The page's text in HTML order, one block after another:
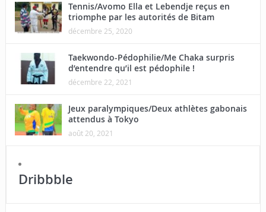
Tennis/Avomo Ella et Lebendje reçus en
triomphe par les autorités de Bitam
décembre 25, 2020
Taekwondo-Pédophilie/Me Chaka surpris
d’entendre qu’il est pédophile !
décembre 22, 2021
Jeux paralympiques/Deux athlètes gabonais
attendus à Tokyo
août 20, 2021
Dribbble